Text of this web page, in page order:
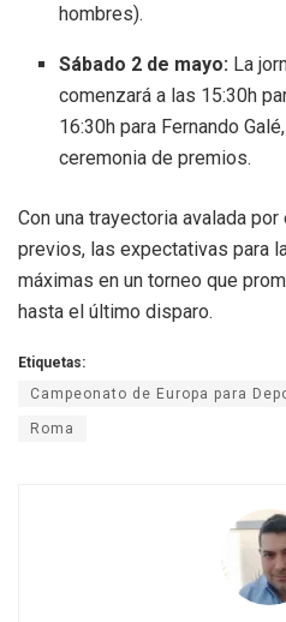
hombres).
Sábado 2 de mayo: La
comenzará a las 15:30h
16:30h para Fernando
ceremonia de premios.
Con una trayectoria avalada
previos, las expectativas para
máximas en un torneo que
hasta el último disparo.
Etiquetas:
Campeonato de Europa para
Roma